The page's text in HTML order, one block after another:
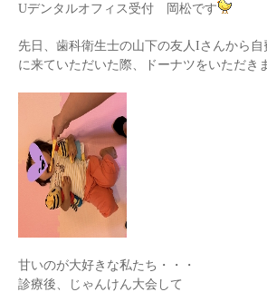
Uデンタルオフィス受付 岡松です
先日、歯科衛生士の山下の友人Iさんから自
に来ていただいた際、ドーナツをいただき
甘いのが大好きな私たち・・・
診療後、じゃんけん大会して